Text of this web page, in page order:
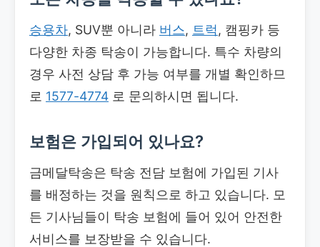
승용차, SUV뿐 아니라 버스, 트럭, 캠핑카 등
다양한 차종 탁송이 가능합니다. 특수 차량의
경우 사전 상담 후 가능 여부를 개별 확인하므
로 1577-4774 로 문의하시면 됩니다.
보험은 가입되어 있나요?
금메달탁송은 탁송 전담 보험에 가입된 기사
를 배정하는 것을 원칙으로 하고 있습니다. 모
든 기사님들이 탁송 보험에 들어 있어 안전한
서비스를 보장받을 수 있습니다.